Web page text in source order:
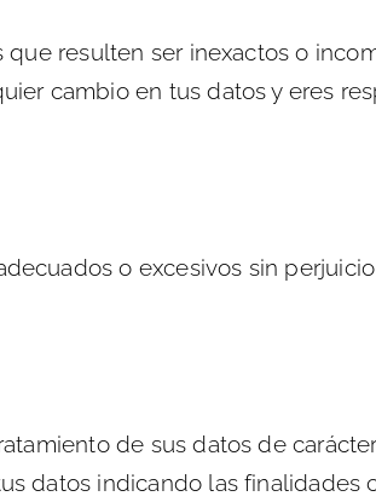
resulten ser inexactos o
cambio en tus datos y eres
o excesivos sin
de sus datos de
datos indicando las finalidades